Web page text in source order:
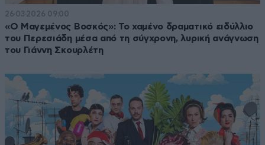
26·03·2026 09:00
«Ο Μαγεμένος Βοσκός»: Το χαμένο δραματικό ειδύλλιο
του Περεσιάδη μέσα από τη σύγχρονη, λυρική ανάγνωση
του Γιάννη Σκουρλέτη